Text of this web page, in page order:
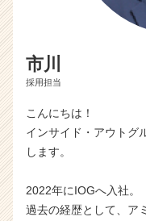
市川
採用担当
こんにちは！
インサイド・アウトグ
します。
2022年にIOGへ入社。
過去の経歴として、ア